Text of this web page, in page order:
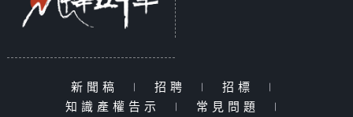
新聞稿 | 招聘 | 招標
|
知識產權告示
| 常見問題 |